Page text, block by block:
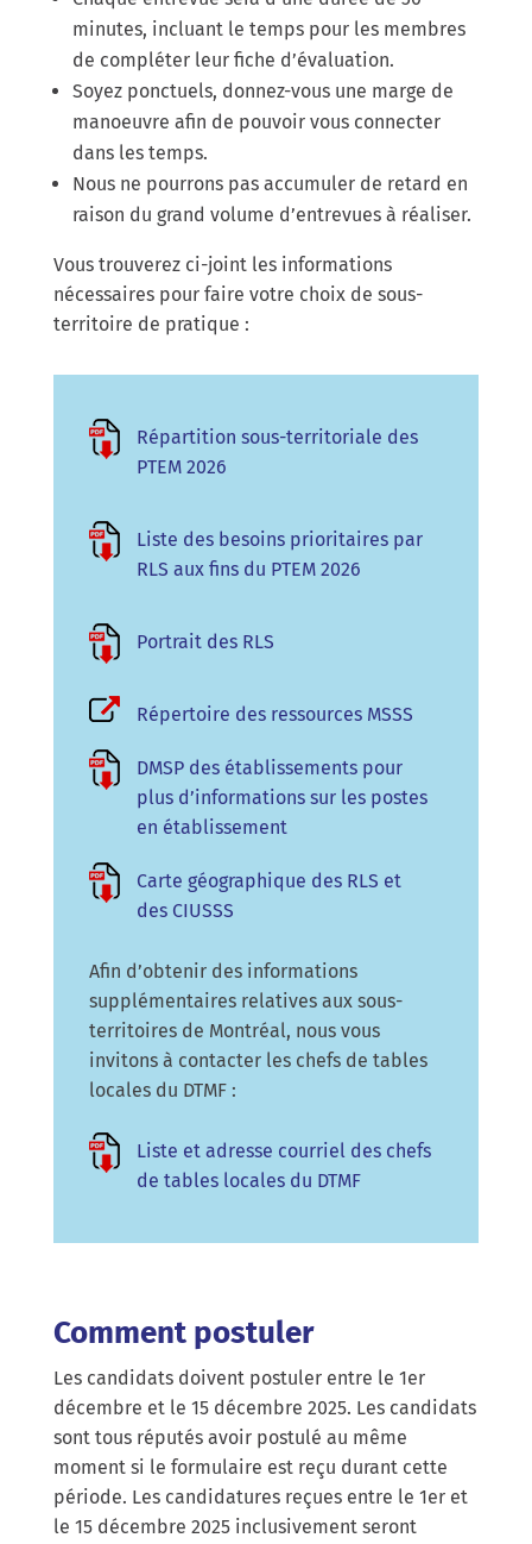
minutes, incluant le temps pour les membres
de compléter leur fiche d’évaluation.
Soyez ponctuels, donnez-vous une marge de
manoeuvre afin de pouvoir vous connecter
dans les temps.
Nous ne pourrons pas accumuler de retard en
raison du grand volume d’entrevues à réaliser.
Vous trouverez ci-joint les informations
nécessaires pour faire votre choix de sous-
territoire de pratique :
Répartition sous-territoriale des
PTEM 2026
Liste des besoins prioritaires par
RLS aux fins du PTEM 2026
Portrait des RLS
Répertoire des ressources MSSS
DMSP des établissements pour
plus d’informations sur les postes
en établissement
Carte géographique des RLS et
des CIUSSS
Afin d’obtenir des informations
supplémentaires relatives aux sous-
territoires de Montréal, nous vous
invitons à contacter les chefs de tables
locales du DTMF :
Liste et adresse courriel des chefs
de tables locales du DTMF
Comment postuler
Les candidats doivent postuler entre le 1er
décembre et le 15 décembre 2025. Les candidats
sont tous réputés avoir postulé au même
moment si le formulaire est reçu durant cette
période. Les candidatures reçues entre le 1er et
le 15 décembre 2025 inclusivement seront